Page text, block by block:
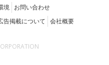
境 お問い合わせ
告掲載について 会社概要